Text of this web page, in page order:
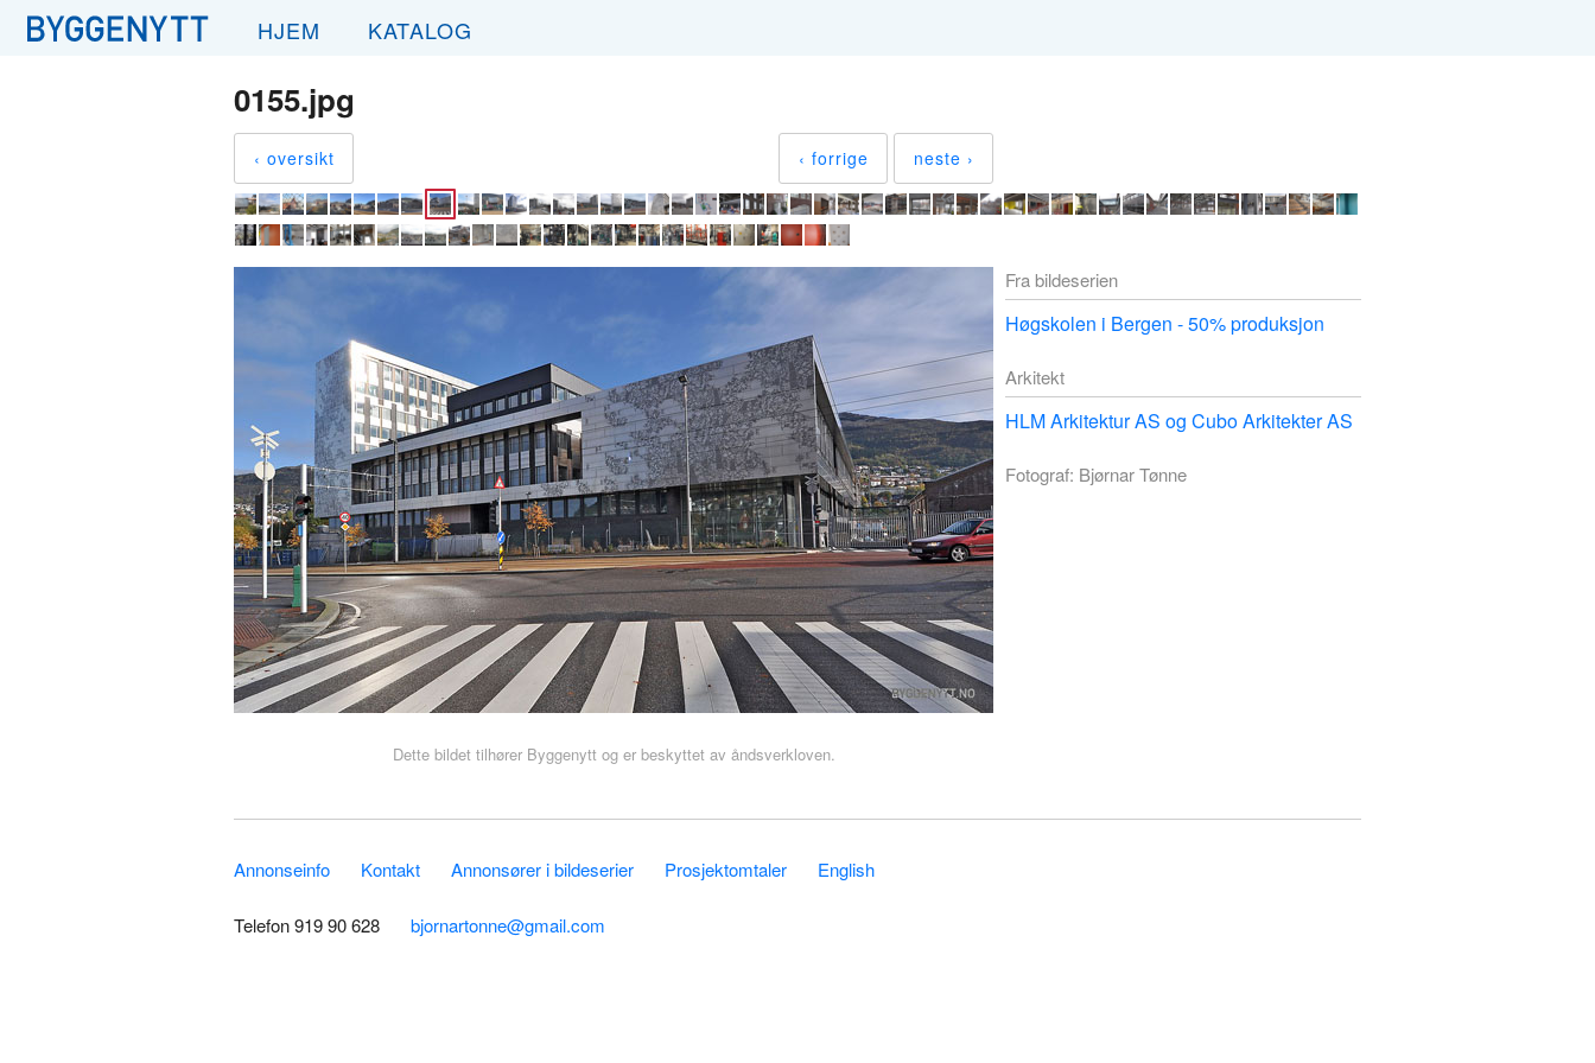
HJEM KATALOG
0155.jpg
‹ oversikt ‹ forrige neste ›
Dette bildet tilhører Byggenytt og er beskyttet av åndsverkloven.
Fra bildeserien
Høgskolen i Bergen - 50% produksjon
Arkitekt
HLM Arkitektur AS og Cubo Arkitekter AS
Fotograf: Bjørnar Tønne
Annonseinfo Kontakt Annonsører i bildeserier Prosjektomtaler English
Telefon 919 90 628 bjornartonne@gmail.com